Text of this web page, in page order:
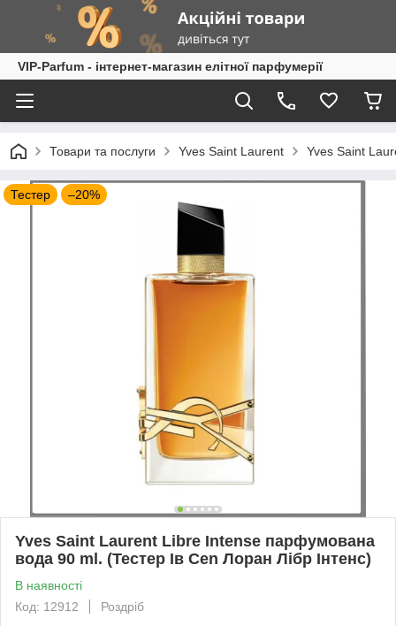
VIP-Parfum - інтернет-магазин елітної парфумерії
Товари та послуги Yves Saint Laurent Yves Saint
Тестер –20%
Yves Saint Laurent Libre Intense парфумована
вода 90 ml. (Тестер Ів Cen Лоран Лібр Інтенс)
В наявності
Код: 12912
Роздріб